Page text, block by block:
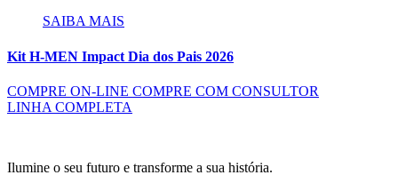
SAIBA MAIS
Kit H-MEN Impact Dia dos Pais 2026
COMPRE ON-LINE COMPRE COM CONSULTOR
LINHA COMPLETA
Ilumine o seu futuro e transforme a sua história.